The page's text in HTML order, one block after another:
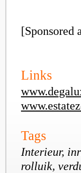
[Sponsored
Links
Tags
Interieur,
rolluik,